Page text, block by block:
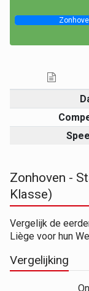
Zonhoven -
Klasse)
Vergelijk de
Liège voor hun
Vergelijking